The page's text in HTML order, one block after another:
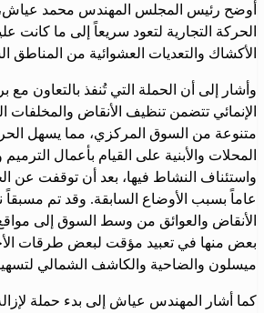
أوضح رئيس المجلس المهندس محمد
الحركة التجارية لتعود سريعاً إلى ما كانت
الأكشاك والتعديات العشوائية من المناطق
وأشار إلى أن الحملة التي تُنفذ بالتعاون مع
الإنمائي تتضمن تنظيف الأنقاض والمخلفات
متنوعة من السوق المركزي، مما يسهل
المحلات والأبنية على القيام بأعمال
عاماً بسبب الأوضاع السابقة. وقد تم
الأنقاض والعوائق من وسط السوق إلى
بعض منها في تعبيد مؤقت لبعض طرقات
ميسلون والضاحية والكاشف الشمالي
كما أشار المهندس عياش إلى بدء حملة